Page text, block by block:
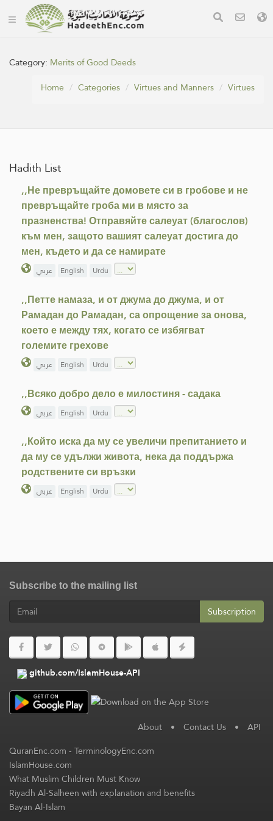
Category: Merits of Good Deeds
Home
Categories Virtues and Manners Virtues
Hadith List
,,Не превръщайте домовете си в гробове и не
превръщайте гроба ми в място за
празненства! Отправяйте салеуат (благослов)
към мен, защото вашият салеуат достига до
мен, където и да се намирате
عربي English Urdu
,,Петте намаза, и от джума до джума, и от
Рамадан до Рамадан, са опрощение за онова,
което е между тях, когато се избягват
големите грехове
عربي English Urdu
,,Всяко добро дело е милостиня - садака
عربي English Urdu
,,Който иска да му се увеличи препитанието и
да му се удължи живота, нека да поддържа
родствените си връзки
عربي English Urdu
Subscribe to the mailing list
Subscription
github.com/IslamHouse-API
About • Contact Us • API
QuranEnc.com-TerminologyEnc.com
IslamHouse.com
What Muslim Children Must Know
Riyadh Al-Salheen with explanation and benefits
Bayan Al-Islam